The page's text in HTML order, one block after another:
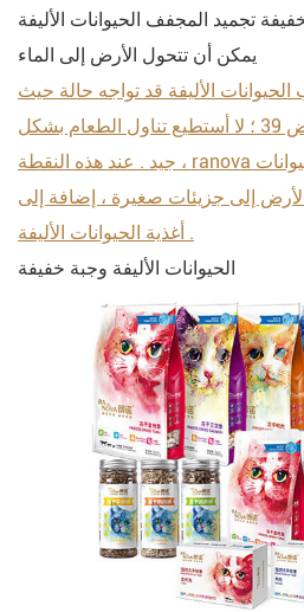
تجميد المجفف الحيوانات الأليفة
يمكن أن تتحول الأرض إلى الماء
الأليفة قد تواجه حالة حيث
الحيوانات الأليفة فجأة لا يعض 39 ؛ لا أستطيع تناول الطعام بشكل
جيد . عند هذه النقطة ، ranova تجميد المجفف أغذية الحيوانات
إلى جزيئات صغيرة ، إضافة إلى
أغذية الحيوانات الأليفة .
الحيوانات الأليفة وجبة خفيفة